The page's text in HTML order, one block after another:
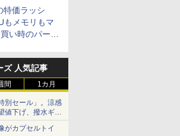
特価ラッシ
もメモリもマ
い時のパーツ
人気記事
間 1カ月
別セール」。涼感
値下げ、撥水ギア
がカプセルトイ